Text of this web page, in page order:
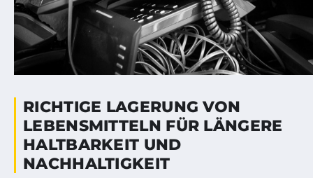
RICHTIGE LAGERUNG VON
LEBENSMITTELN FÜR LÄNGERE
HALTBARKEIT UND
NACHHALTIGKEIT